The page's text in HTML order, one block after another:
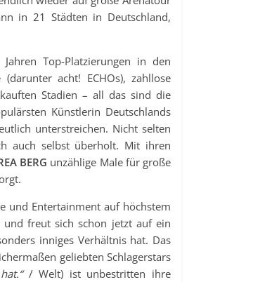
in 21 Städten in Deutschland,
Top-Platzierungen in den
acht! ECHOs), zahllose
Stadien – all das sind die
Künstlerin Deutschlands
unterstreichen. Nicht selten
auch selbst überholt. Mit ihren
BERG unzählige Male für große
und Entertainment auf höchstem
und freut sich schon jetzt auf ein
inniges Verhältnis hat. Das
geliebten Schlagerstars
/ Welt) ist unbestritten ihre